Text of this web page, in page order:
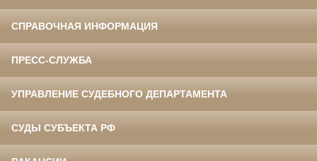
СПРАВОЧНАЯ ИНФОРМАЦИЯ
ПРЕСС-СЛУЖБА
УПРАВЛЕНИЕ СУДЕБНОГО ДЕПАРТАМЕНТА
СУДЫ СУБЪЕКТА РФ